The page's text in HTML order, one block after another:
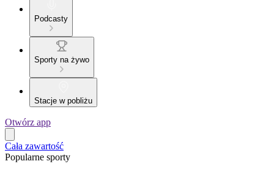
Podcasty
Sporty na żywo
Stacje w pobliżu
Otwórz app
Cała zawartość
Popularne sporty